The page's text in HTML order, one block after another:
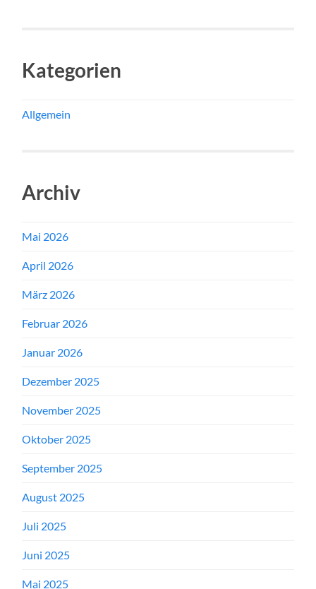
Kategorien
Allgemein
Archiv
Mai 2026
April 2026
März 2026
Februar 2026
Januar 2026
Dezember 2025
November 2025
Oktober 2025
September 2025
August 2025
Juli 2025
Juni 2025
Mai 2025